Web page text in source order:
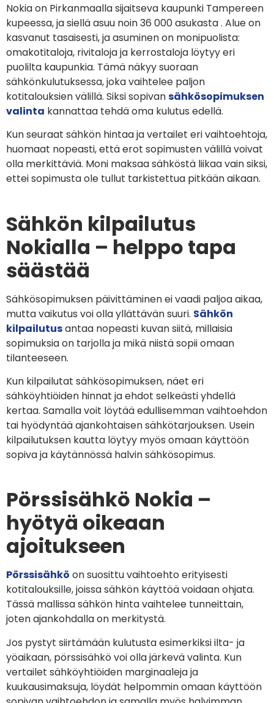
Nokia on Pirkanmaalla sijaitseva kaupunki Tampereen
kupeessa, ja siellä asuu noin 36 000 asukasta . Alue on
kasvanut tasaisesti, ja asuminen on monipuolista:
omakotitaloja, rivitaloja ja kerrostaloja löytyy eri
puolilta kaupunkia. Tämä näkyy suoraan
sähkönkulutuksessa, joka vaihtelee paljon
kotitalouksien välillä. Siksi sopivansähkösopimuksen
valinta kannattaa tehdä oma kulutus edellä.
Kun seuraat sähkön hintaa ja vertailet eri vaihtoehtoja,
huomaat nopeasti, että erot sopimusten välillä voivat
olla merkittäviä. Moni maksaa sähköstä liikaa vain siksi,
ettei sopimusta ole tullut tarkistettua pitkään aikaan.
Sähkön kilpailutus
Nokialla – helppo tapa
säästää
Sähkösopimuksen päivittäminen ei vaadi paljoa aikaa,
mutta vaikutus voi olla yllättävän suuri. Sähkön
kilpailutusantaa nopeasti kuvan siitä, millaisia
sopimuksia on tarjolla ja mikä niistä sopii omaan
tilanteeseen.
Kun kilpailutat sähkösopimuksen, näet eri
sähköyhtiöiden hinnat ja ehdot selkeästi yhdellä
kertaa. Samalla voit löytää edullisemman vaihtoehdon
tai hyödyntää ajankohtaisen sähkötarjouksen. Usein
kilpailutuksen kautta löytyy myös omaan käyttöön
sopiva ja käytännössä halvin sähkösopimus.
Pörssisähkö Nokia –
hyötyä oikeaan
ajoitukseen
Pörssisähkö on suosittu vaihtoehto erityisesti
kotitalouksille, joissa sähkön käyttöä voidaan ohjata.
Tässä mallissa sähkön hinta vaihtelee tunneittain,
joten ajankohdalla on merkitystä.
Jos pystyt siirtämään kulutusta esimerkiksi ilta- ja
yöaikaan, pörssisähkö voi olla järkevä valinta. Kun
vertailet sähköyhtiöiden marginaaleja ja
kuukausimaksuja, löydät helpommin omaan käyttöön